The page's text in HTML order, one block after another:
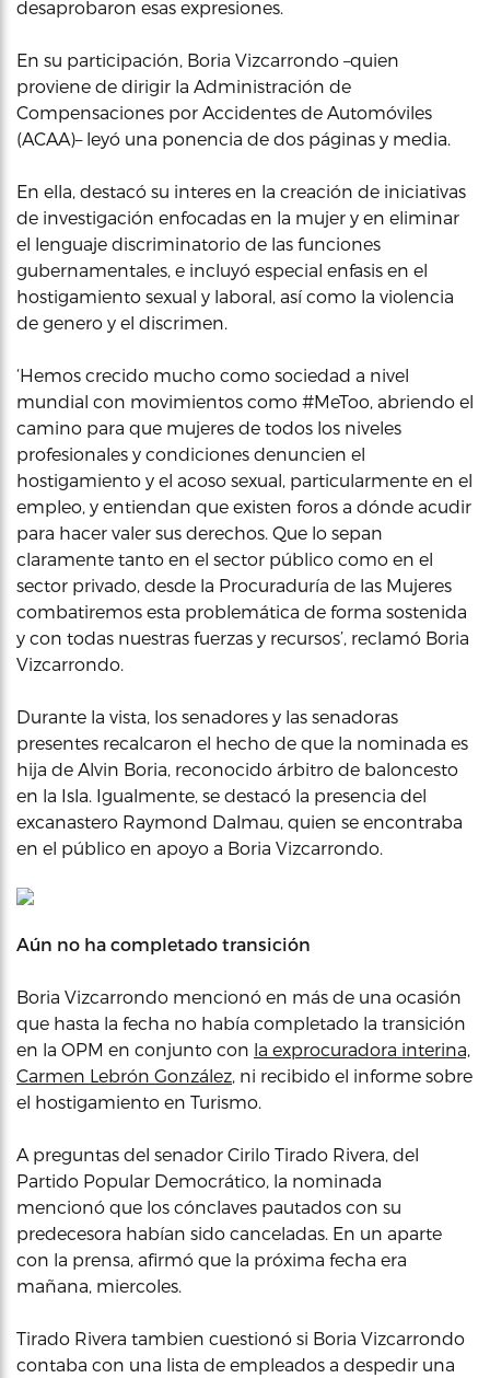
desaprobaron esas expresiones.
En su participación, Boria Vizcarrondo –quien
proviene de dirigir la Administración de
Compensaciones por Accidentes de Automóviles
(ACAA)– leyó una ponencia de dos páginas y media.
En ella, destacó su interes en la creación de iniciativas
de investigación enfocadas en la mujer y en eliminar
el lenguaje discriminatorio de las funciones
gubernamentales, e incluyó especial enfasis en el
hostigamiento sexual y laboral, así como la violencia
de genero y el discrimen.
‘Hemos crecido mucho como sociedad a nivel
mundial con movimientos como #MeToo, abriendo el
camino para que mujeres de todos los niveles
profesionales y condiciones denuncien el
hostigamiento y el acoso sexual, particularmente en el
empleo, y entiendan que existen foros a dónde acudir
para hacer valer sus derechos. Que lo sepan
claramente tanto en el sector público como en el
sector privado, desde la Procuraduría de las Mujeres
combatiremos esta problemática de forma sostenida
y con todas nuestras fuerzas y recursos’, reclamó Boria
Vizcarrondo.
Durante la vista, los senadores y las senadoras
presentes recalcaron el hecho de que la nominada es
hija de Alvin Boria, reconocido árbitro de baloncesto
en la Isla. Igualmente, se destacó la presencia del
excanastero Raymond Dalmau, quien se encontraba
en el público en apoyo a Boria Vizcarrondo.
Aún no ha completado transición
Boria Vizcarrondo mencionó en más de una ocasión
que hasta la fecha no había completado la transición
en la OPM en conjunto con la exprocuradora interina,
Carmen Lebrón González, ni recibido el informe sobre
el hostigamiento en Turismo.
A preguntas del senador Cirilo Tirado Rivera, del
Partido Popular Democrático, la nominada
mencionó que los cónclaves pautados con su
predecesora habían sido canceladas. En un aparte
con la prensa, afirmó que la próxima fecha era
mañana, miercoles.
Tirado Rivera tambien cuestionó si Boria Vizcarrondo
contaba con una lista de empleados a despedir una